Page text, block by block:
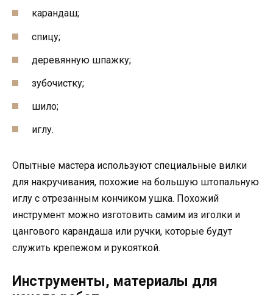
карандаш;
спицу;
деревянную шпажку;
зубочистку;
шило;
иглу.
Опытные мастера используют специальные вилки
для накручивания, похожие на большую штопальную
иглу с отрезанным кончиком ушка. Похожий
инструмент можно изготовить самим из иголки и
цангового карандаша или ручки, которые будут
служить крепежом и рукояткой.
Инструменты, материалы для